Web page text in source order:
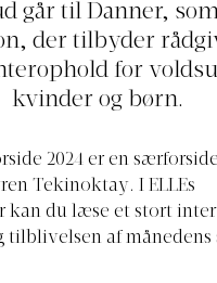
går til Danner,
der tilbyder
for
kvinder og børn.
2024 er en
Tekinoktay. I ELLEs
kan du læse et stort
tilblivelsen af månedens